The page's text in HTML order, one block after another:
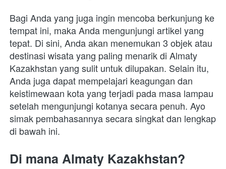
Bagi Anda yang juga ingin mencoba berkunjung ke
tempat ini, maka Anda mengunjungi artikel yang
tepat. Di sini, Anda akan menemukan 3 objek atau
destinasi wisata yang paling menarik di Almaty
Kazakhstan yang sulit untuk dilupakan. Selain itu,
Anda juga dapat mempelajari keagungan dan
keistimewaan kota yang terjadi pada masa lampau
setelah mengunjungi kotanya secara penuh. Ayo
simak pembahasannya secara singkat dan lengkap
di bawah ini.
Di mana Almaty Kazakhstan?